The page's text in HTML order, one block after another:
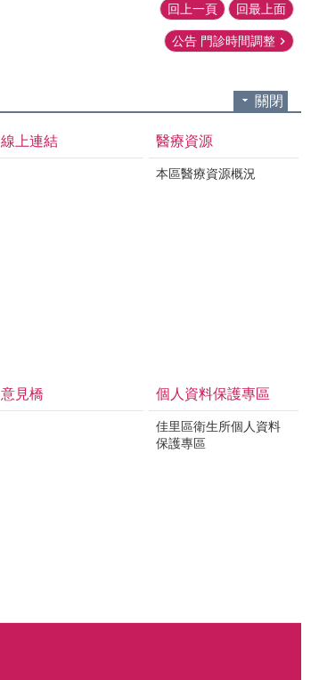
回上一頁 回最上面
公告 門診時間調整
關閉
線上連結 醫療資源
本區醫療資源概況
意見橋 個人資料保護專區
佳里區衛生所個人資料
保護專區